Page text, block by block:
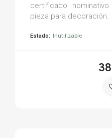
certificado
pieza para decoración.
Estado: Inutilizable